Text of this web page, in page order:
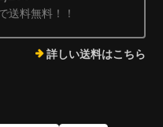
送料無料！！
詳しい送料はこちら